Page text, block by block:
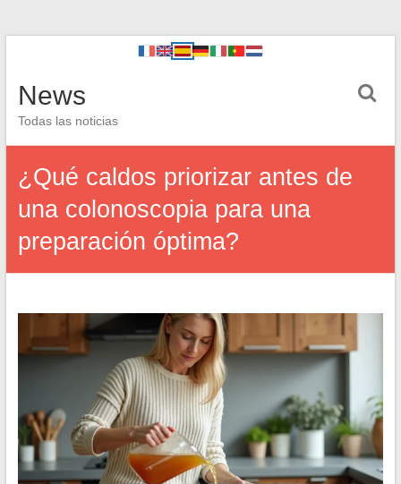
News
Todas las noticias
¿Qué caldos priorizar antes de
una colonoscopia para una
preparación óptima?